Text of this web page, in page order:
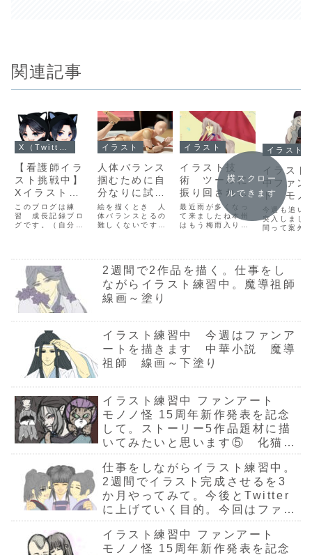
関連記事
【看護師イラ
スト挑戦中】
Xイラスト連
日投稿。4週
目のまとめ。
二次創作イラ
みました9/17
～9/23
このブログは練
習 成長記録ブロ
グです。（自分の
描きの悪戦苦闘の
日々をゆるーい気
持ちで見ていって
下さいX連続投稿
私は練習兼 露出
を増やす目的で、
稿をしています...
イラスト
人体バランス
掴むために自
分なりに試し
ていること
絵を描くとき 人
体バランスとるの
難しくないです
っていました原因
は部分的に描いて
しまっていたこと
これに尽きると思
います数年間イラ
今のところ上手く
いっ...
イラスト
イラスト技
術 ツールに
振り回されて
自由度が下が
った今（笑）
昔のイラスト
最近雨が多くなっ
て来ましたね本州
はもう梅雨入りに
十年前のファンア
ートが出てきたの
で日の目を見せた
十年前も好きなも
の...
イラスト
イラスト
中ファン
ト モノ
を描きま
付け 描
み
今週も追い
突入しまし
間って案外
フ 資料集
～7/20線
り （資料
分のため...
横スクロー
ルできます
2週間で2作品を描く。仕事をし
ながらイラスト練習中。魔導祖師
線画～塗り
イラスト練習中 今週はファンア
ートを描きます 中華小説 魔導
祖師 線画～下塗り
イラスト練習中 ファンアート
モノノ怪 15周年新作発表を記念
して。ストーリー5作品題材に描
いてみたいと思います⑤ 化猫
仕事をしながらイラスト練習中。
2週間でイラスト完成させるを3
か月やってみて。今後とTwitter
に上げていく目的。今回はファン
いてみます。①ラフ
イラスト練習中 ファンアート
モノノ怪 15周年新作発表を記念